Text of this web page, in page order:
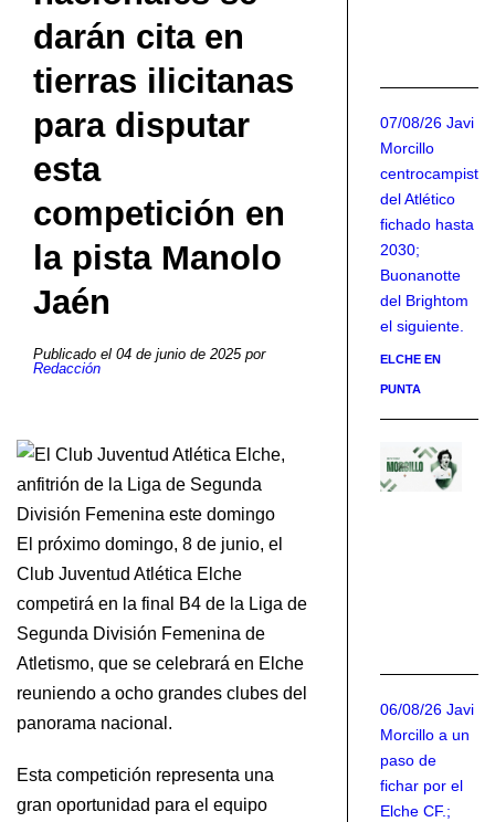
darán cita en
tierras ilicitanas
para disputar
esta
competición en
la pista Manolo
Jaén
Publicado el 04 de junio de 2025 por
Redacción
El próximo domingo, 8 de junio, el
Club Juventud Atlética Elche
competirá en la final B4 de la Liga de
Segunda División Femenina de
Atletismo, que se celebrará en Elche
reuniendo a ocho grandes clubes del
panorama nacional.
Esta competición representa una
gran oportunidad para el equipo
07/08/26 Javi
Morcillo
centrocampista
del Atlético
fichado hasta
2030;
Buonanotte
del Brightom
el siguiente.
ELCHE EN
PUNTA
06/08/26 Javi
Morcillo a un
paso de
fichar por el
Elche CF.;